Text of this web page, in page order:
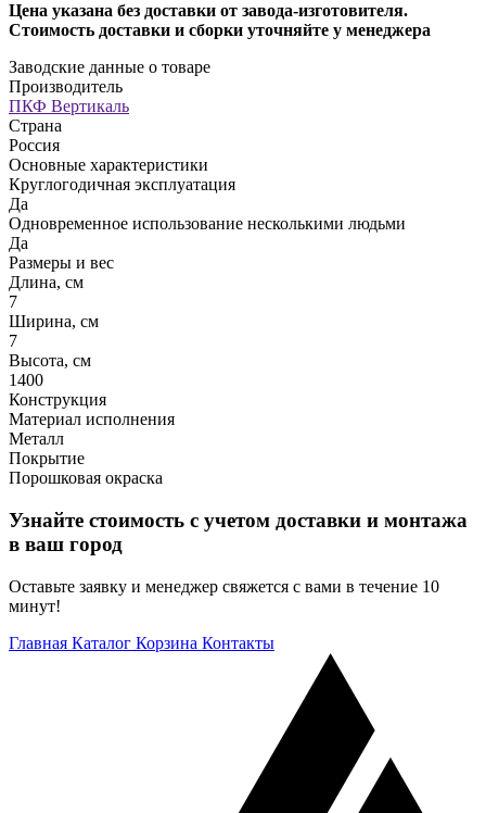
Цена указана без доставки от завода-изготовителя.
Стоимость доставки и сборки уточняйте у менеджера
Заводские данные о товаре
Производитель
ПКФ Вертикаль
Страна
Россия
Основные характеристики
Круглогодичная эксплуатация
Да
Одновременное использование несколькими людьми
Да
Размеры и вес
Длина, см
7
Ширина, см
7
Высота, см
1400
Конструкция
Материал исполнения
Металл
Покрытие
Порошковая окраска
Узнайте стоимость с учетом доставки и монтажа
в ваш город
Оставьте заявку и менеджер свяжется с вами в течение 10
минут!
Главная Каталог Корзина Контакты